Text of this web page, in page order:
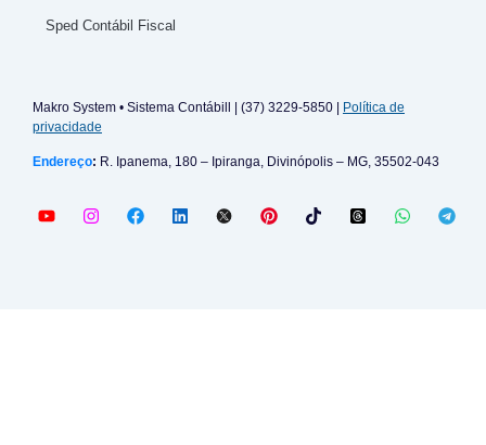
Sped Contábil Fiscal
Makro System • Sistema Contábill | (37) 3229-5850 |
Política de
privacidade
Endereço: R. Ipanema, 180 – Ipiranga, Divinópolis – MG, 35502-043